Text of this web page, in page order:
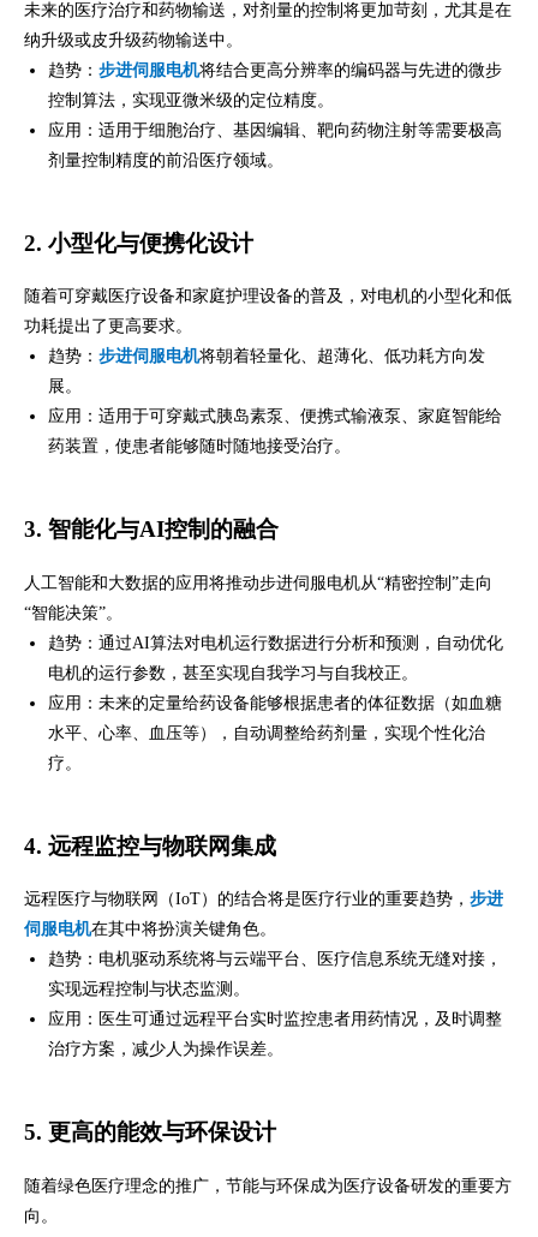
未来的医疗治疗和药物输送，对剂量的控制将更加苛刻，尤其是在
纳升级或皮升级药物输送中。
趋势： 步进伺服电机将结合更高分辨率的编码器与先进的微步
控制算法，实现亚微米级的定位精度。
应用：适用于细胞治疗、基因编辑、靶向药物注射等需要极高
剂量控制精度的前沿医疗领域。
2. 小型化与便携化设计
随着可穿戴医疗设备和家庭护理设备的普及，对电机的小型化和低
功耗提出了更高要求。
趋势： 步进伺服电机将朝着轻量化、超薄化、低功耗方向发
展。
应用：适用于可穿戴式胰岛素泵、便携式输液泵、家庭智能给
药装置，使患者能够随时随地接受治疗。
3. 智能化与AI控制的融合
人工智能和大数据的应用将推动步进伺服电机从“精密控制”走向
“智能决策”。
趋势：通过AI算法对电机运行数据进行分析和预测，自动优化
电机的运行参数，甚至实现自我学习与自我校正。
应用：未来的定量给药设备能够根据患者的体征数据（如血糖
水平、心率、血压等），自动调整给药剂量，实现个性化治
疗。
4. 远程监控与物联网集成
远程医疗与物联网（IoT）的结合将是医疗行业的重要趋势， 步进
伺服电机在其中将扮演关键角色。
趋势：电机驱动系统将与云端平台、医疗信息系统无缝对接，
实现远程控制与状态监测。
应用：医生可通过远程平台实时监控患者用药情况，及时调整
治疗方案，减少人为操作误差。
5. 更高的能效与环保设计
随着绿色医疗理念的推广，节能与环保成为医疗设备研发的重要方
向。